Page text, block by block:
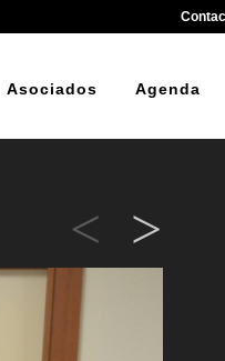
Asociados Agenda